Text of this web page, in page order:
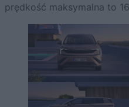
prędkość maksymalna to